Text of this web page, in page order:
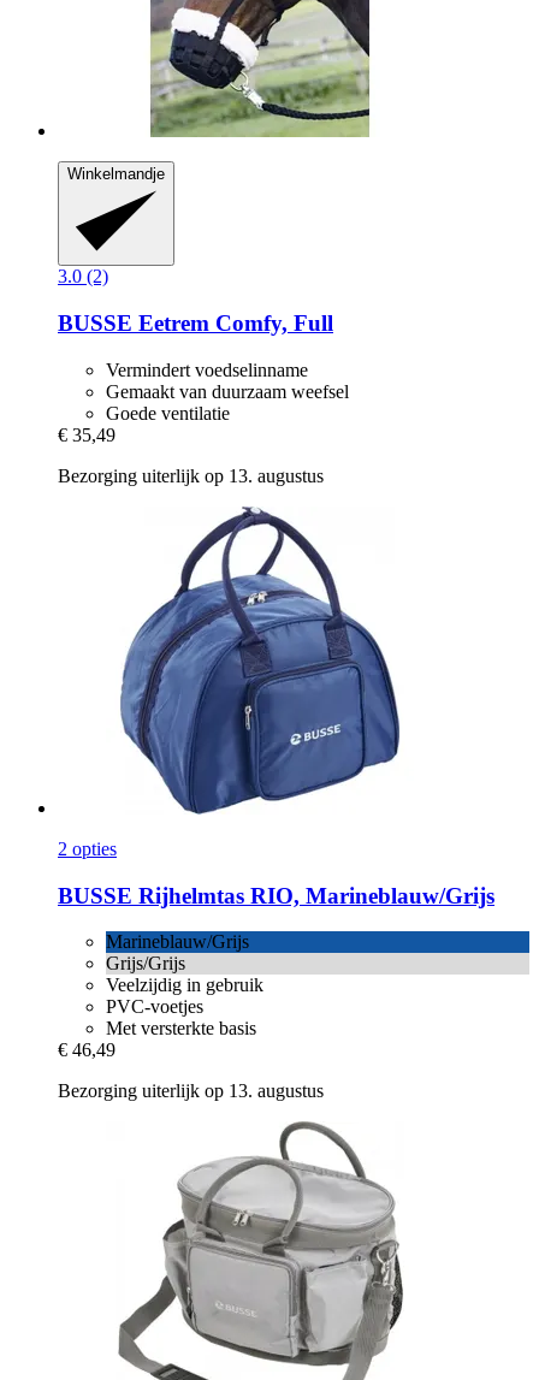
Winkelmandje
3.0 (2)
BUSSE Eetrem Comfy, Full
Vermindert voedselinname
Gemaakt van duurzaam weefsel
Goede ventilatie
€ 35,49
Bezorging uiterlijk op 13. augustus
2 opties
BUSSE Rijhelmtas RIO, Marineblauw/Grijs
Marineblauw/Grijs
Grijs/Grijs
Veelzijdig in gebruik
PVC-voetjes
Met versterkte basis
€ 46,49
Bezorging uiterlijk op 13. augustus